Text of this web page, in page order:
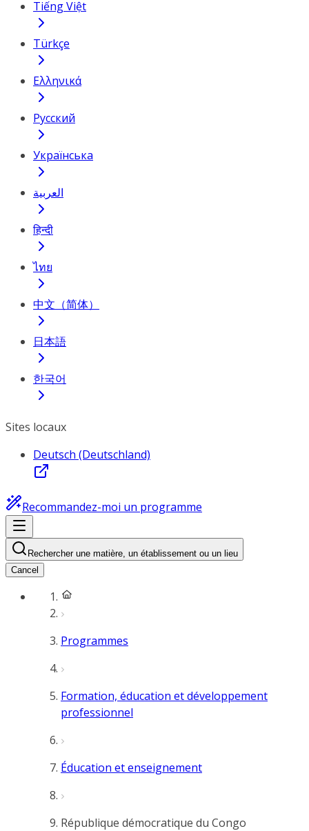
Tiếng Việt
Türkçe
Ελληνικά
Русский
Українська
العربية
हिन्दी
ไทย
中文（简体）
日本語
한국어
Sites locaux
Deutsch (Deutschland)
Recommandez-moi un programme
Rechercher une matière, un établissement ou un lieu
Cancel
Programmes
Formation, éducation et développement
professionnel
Éducation et enseignement
République démocratique du Congo